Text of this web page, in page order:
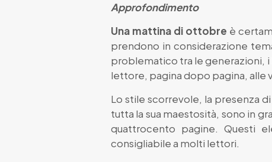
Approfondimento
Una mattina di ottobre è
prendono in considerazione
problematico tra le generazioni, i
lettore, pagina dopo pagina, alle
Lo stile scorrevole, la presenza
tutta la sua maestosità, sono in
quattrocento pagine. Questi
consigliabile a molti lettori.